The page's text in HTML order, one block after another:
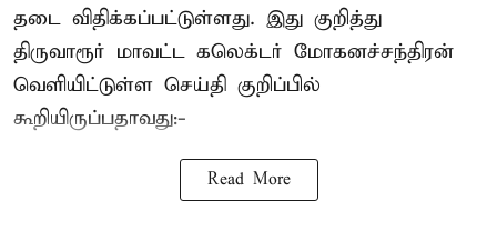
தடை விதிக்கப்பட்டுள்ளது. இது குறித்து
திருவாரூர் மாவட்ட கலெக்டர் மோகனச்சந்திரன்
வெளியிட்டுள்ள செய்தி குறிப்பில்
கூறியிருப்பதாவது:-
Read More